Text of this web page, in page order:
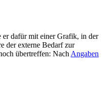
er dafür mit einer Grafik, in der
der externe Bedarf zur
übertreffen: Nach Angaben